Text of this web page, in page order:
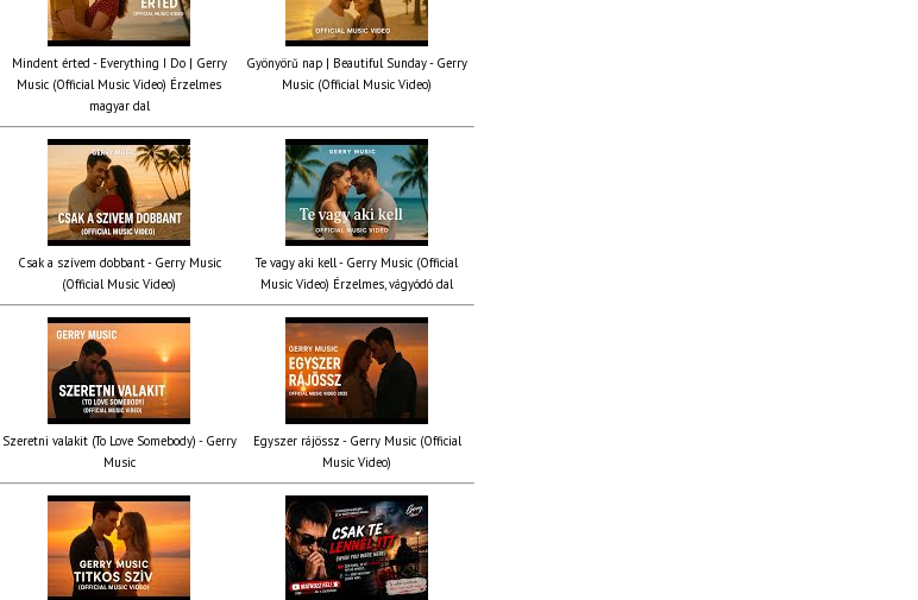
Mindent érted - Everything I Do | Gerry
Music (Official Music Video) Érzelmes
magyar dal
Gyönyörű nap | Beautiful Sunday - Gerry
Music (Official Music Video)
Csak a szívem dobbant - Gerry Music
(Official Music Video)
Te vagy aki kell - Gerry Music (Official
Music Video) Érzelmes, vágyódó dal
Szeretni valakit (To Love Somebody) - Gerry
Music
Egyszer rájössz - Gerry Music (Official
Music Video)